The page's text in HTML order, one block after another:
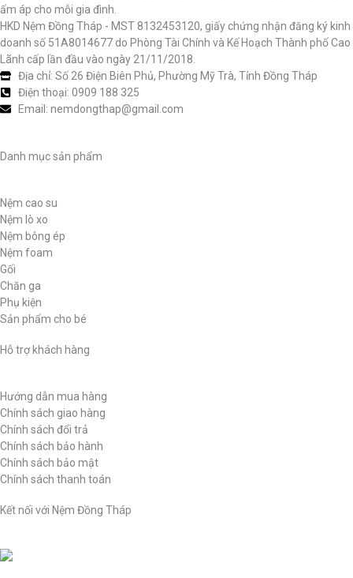
ấm áp cho mỗi gia đình.
HKD Nệm Đồng Tháp - MST 8132453120, giấy chứng nhận đăng ký kinh
doanh số 51A8014677 do Phòng Tài Chính và Kế Hoạch Thành phố Cao
Lãnh cấp lần đầu vào ngày 21/11/2018.
Địa chỉ: Số 26 Điện Biên Phủ, Phường Mỹ Trà, Tỉnh Đồng Tháp
Điện thoại: 0909 188 325
Email: nemdongthap@gmail.com
Danh mục sản phẩm
Nệm cao su
Nệm lò xo
Nệm bông ép
Nệm foam
Gối
Chăn ga
Phụ kiện
Sản phẩm cho bé
Hỗ trợ khách hàng
Hướng dẫn mua hàng
Chính sách giao hàng
Chính sách đổi trả
Chính sách bảo hành
Chính sách bảo mật
Chính sách thanh toán
Kết nối với Nệm Đồng Tháp